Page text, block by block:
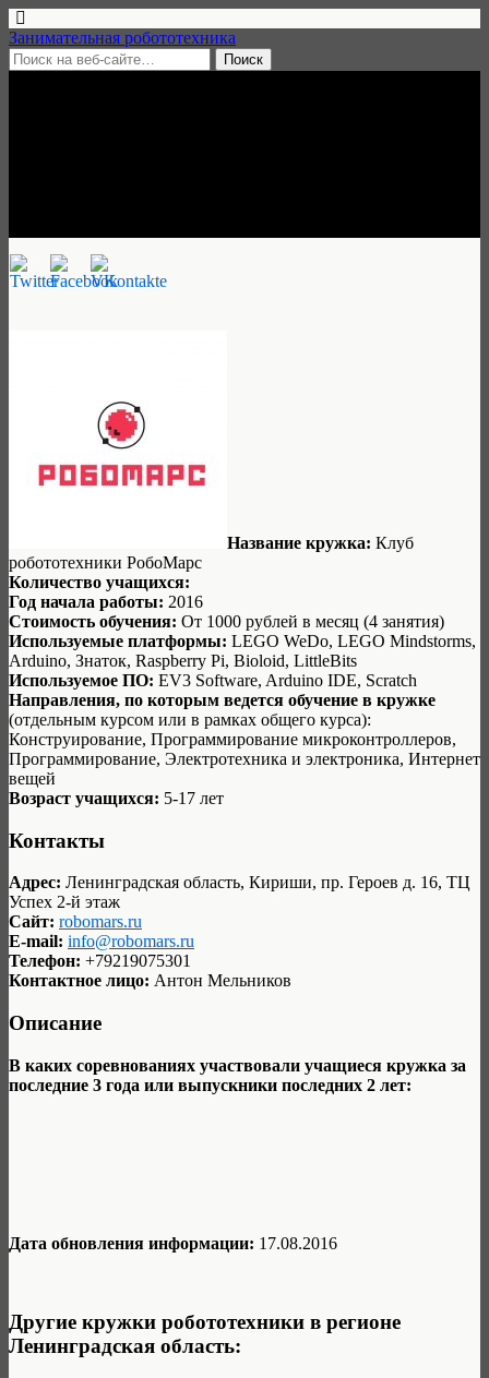
Занимательная робототехника
Название кружка: Клуб
робототехники РобоМарс
Количество учащихся:
Год начала работы: 2016
Стоимость обучения: От 1000 рублей в месяц (4 занятия)
Используемые платформы: LEGO WeDo, LEGO Mindstorms,
Arduino, Знаток, Raspberry Pi, Bioloid, LittleBits
Используемое ПО: EV3 Software, Arduino IDE, Scratch
Направления, по которым ведется обучение в кружке
(отдельным курсом или в рамках общего курса):
Конструирование, Программирование микроконтроллеров,
Программирование, Электротехника и электроника, Интернет
вещей
Возраст учащихся: 5-17 лет
Контакты
Адрес: Ленинградская область, Кириши, пр. Героев д. 16, ТЦ
Успех 2-й этаж
Сайт: robomars.ru
E-mail: info@robomars.ru
Телефон: +79219075301
Контактное лицо: Антон Мельников
Описание
В каких соревнованиях участвовали учащиеся кружка за
последние 3 года или выпускники последних 2 лет:
Дата обновления информации: 17.08.2016
Другие кружки робототехники в регионе
Ленинградская область: